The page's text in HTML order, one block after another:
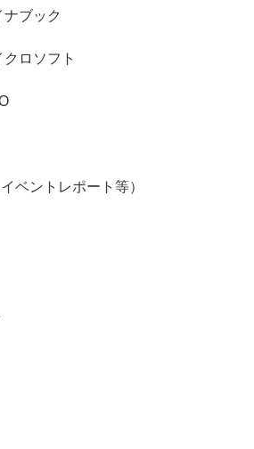
ナブック
クロソフト
ベントレポート等）